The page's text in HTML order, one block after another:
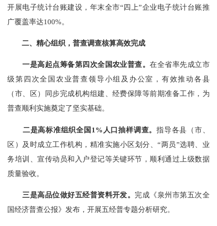
开展电子统计台账建设，年末全市“四上”企业电子统计台账推
广覆盖率达100%。
二、精心组织，普查调查核算高效完成
一是高起点筹备第四次全国农业普查。在全省率先成立市
级第四次全国农业普查领导小组及办公室，有效推动各县
（市、区）同步完成机构组建、经费保障等前期准备工作，为
普查顺利实施奠定了坚实基础。
二是高标准组织全国 1% 人口抽样调查。指导各县（市、
区）及时成立工作机构，精准实施小区划分、“两员”选聘、业
务培训、宣传动员和入户登记等关键环节，顺利通过上级数据
质量验收。
三是高品位做好五经普资料开发。 完成《泉州市第五次全
国经济普查公报》发布，开展五经普专题分析研究。